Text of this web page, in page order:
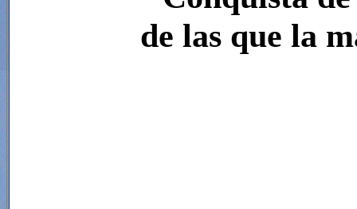
de las que la